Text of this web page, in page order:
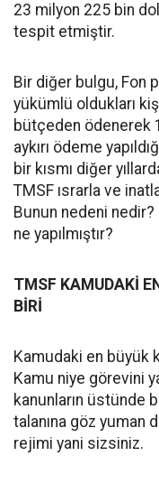
23 milyon 225 bin
tespit etmiştir.
Bir diğer bulgu, Fon
yükümlü oldukları
bütçeden ödenerek
aykırı ödeme
bir kısmı diğer
TMSF ısrarla ve
Bunun nedeni
ne yapılmıştır?
TMSF KAMUDAKİ
BİRİ
Kamudaki en büyük
Kamu niye görevini
kanunların üstünde
talanına göz yuman
rejimi yani sizsiniz.